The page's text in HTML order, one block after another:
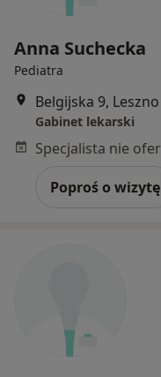
Anna Suchecka
Pediatra
Belgijska 9, Leszno
Gabinet lekarski
Poproś o wizytę